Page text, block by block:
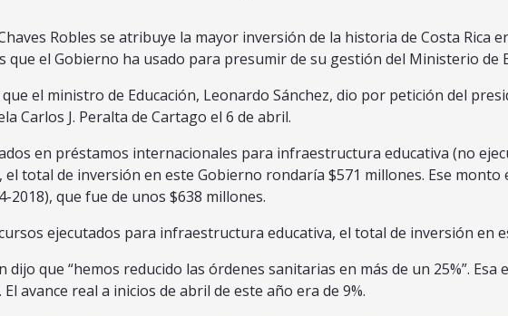
Robles se atribuye la mayor inversión de la historia de Costa Rica
que el Gobierno ha usado para presumir de su gestión del Ministerio de
el ministro de Educación, Leonardo Sánchez, dio por petición del
Carlos J. Peralta de Cartago el 6 de abril.
en préstamos internacionales para infraestructura educativa (no
el total de inversión en este Gobierno rondaría $571 millones. Ese
2018), que fue de unos $638 millones.
ejecutados para infraestructura educativa, el total de inversión en
dijo que “hemos reducido las órdenes sanitarias en más de un 25%”.
avance real a inicios de abril de este año era de 9%.